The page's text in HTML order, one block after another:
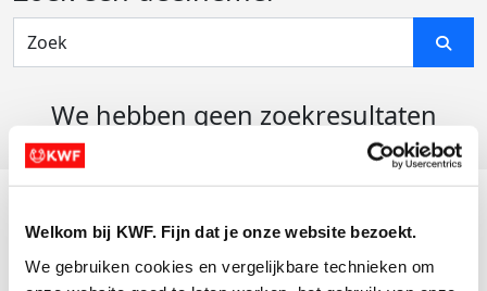
Welkom bij KWF. Fijn dat je onze website bezoekt.
We gebruiken cookies en vergelijkbare technieken om
We hebben geen zoekresultaten
Actiematerialen
Evenementen